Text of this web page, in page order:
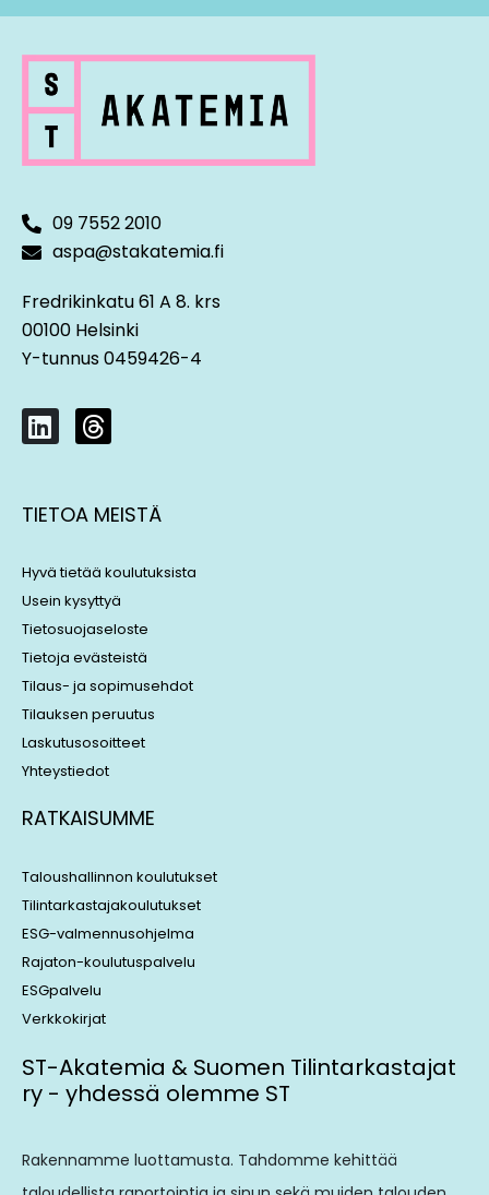
09 7552 2010
aspa@stakatemia.fi
Fredrikinkatu 61 A 8. krs
00100 Helsinki
Y-tunnus 0459426-4
L
i
k
e
i
n
T
h
e
a
s
TIETOA MEISTÄ
Hyvä tietää koulutuksista
Usein kysyttyä
Tietosuojaseloste
Tietoja evästeistä
Tilaus- ja sopimusehdot
Tilauksen peruutus
Laskutusosoitteet
Yhteystiedot
RATKAISUMME
Taloushallinnon koulutukset
Tilintarkastajakoulutukset
ESG-valmennusohjelma
Rajaton-koulutuspalvelu
ESGpalvelu
Verkkokirjat
ST-Akatemia & Suomen Tilintarkastajat
ry - yhdessä olemme ST
Rakennamme luottamusta. Tahdomme kehittää